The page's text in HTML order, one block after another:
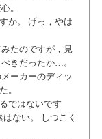
。
か。 げっ，やは
たのですが，見
きだったか…。
ーカーのディッ
。
ではないです
ない。 しつこく